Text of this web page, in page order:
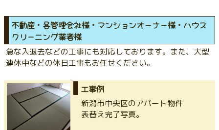
不動産・各管理会社様・マンションオーナー様・ハウス
クリーニング業者様
急な入退去などの工事にも対応しております。また、大型
連休中などの休日工事もお任せください。
工事例
新潟市中央区のアパート物件
表替え完了写真。